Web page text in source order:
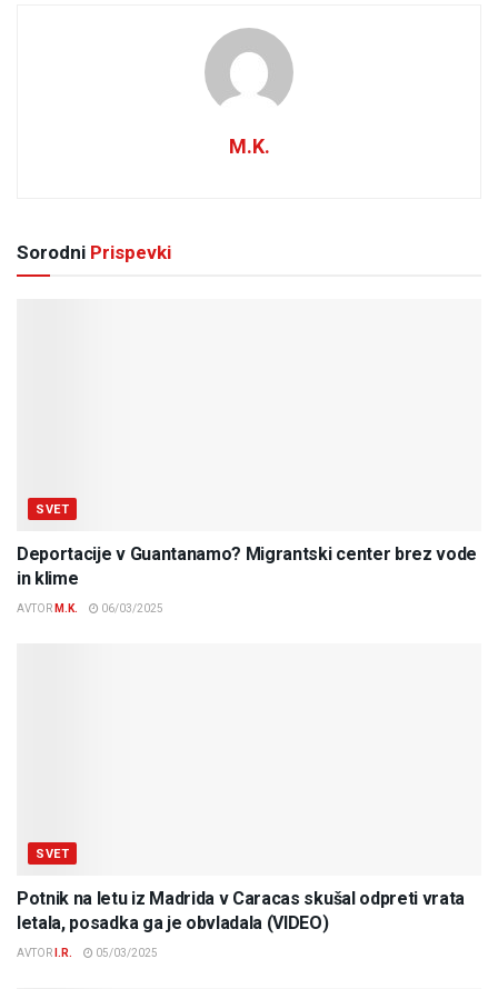
M.K.
Sorodni Prispevki
SVET
Deportacije v Guantanamo? Migrantski center brez vode
in klime
AVTOR M.K. 06/03/2025
SVET
Potnik na letu iz Madrida v Caracas skušal odpreti vrata
letala, posadka ga je obvladala (VIDEO)
AVTOR I.R. 05/03/2025